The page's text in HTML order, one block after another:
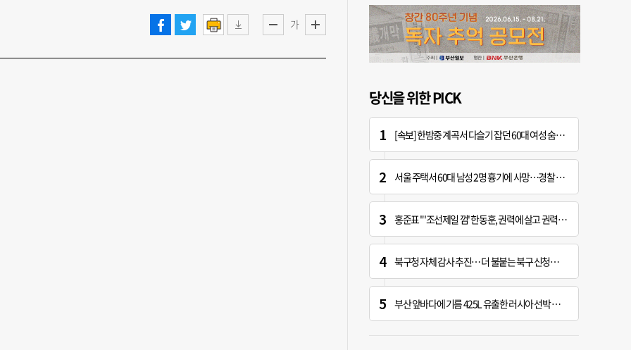
가
당신을 위한 PICK
[속보] 한밤중 계곡서 다슬기 잡던 60대 여성 숨진 채 발견
서울 주택서 60대 남성 2명 흉기에 사망…경찰 수사 중
홍준표 "'조선제일 껌' 한동훈, 권력에 살고 권력에 죽어…검찰 문 닫게 한 원흉"
북구청 자체 감사 추진… 더 불붙는 북구 신청사 갈등
부산 앞바다에 기름 425L 유출한 러시아 선박 적발